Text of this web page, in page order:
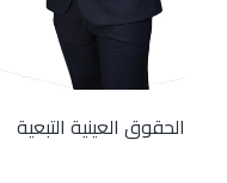
الحقوق العينية التبعية